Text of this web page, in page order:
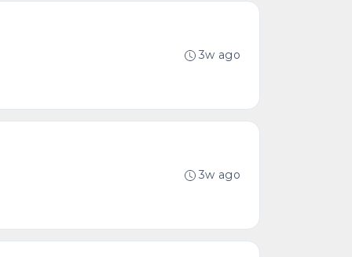
3w ago
3w ago